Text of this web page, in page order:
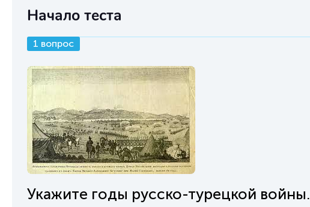
Начало теста
1 вопрос
Укажите годы русско-турецкой войны.